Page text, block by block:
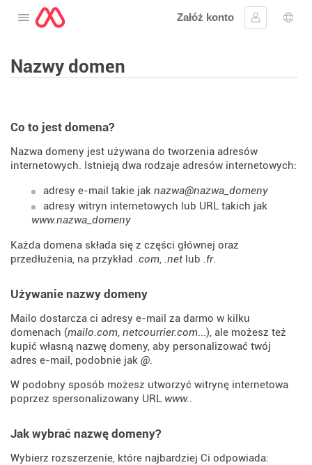
Otwórz menu
Załóż konto
Zaloguj się
Nazwy domen
Co to jest domena?
Nazwa domeny jest używana do tworzenia adresów
internetowych. Istnieją dwa rodzaje adresów internetowych:
adresy e-mail takie jak nazwa@nazwa_domeny
adresy witryn internetowych lub URL takich jak
www.nazwa_domeny
Każda domena składa się z części głównej oraz
przedłużenia, na przykład .com, .net lub .fr.
Używanie nazwy domeny
Mailo dostarcza ci adresy e-mail za darmo w kilku
domenach (mailo.com, netcourrier.com...), ale możesz też
kupić własną nazwę domeny, aby personalizować twój
adres e-mail, podobnie jak @.
W podobny sposób możesz utworzyć witrynę internetowa
poprzez spersonalizowany URL www..
Jak wybrać nazwę domeny?
Wybierz rozszerzenie, które najbardziej Ci odpowiada: